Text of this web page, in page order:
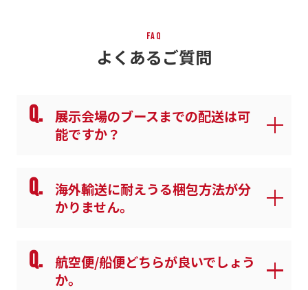
FAQ
よくあるご質問
Q.
展示会場のブースまでの配送は可
能ですか？
Q.
海外輸送に耐えうる梱包方法が分
かりません。
Q.
航空便/船便どちらが良いでしょう
か。